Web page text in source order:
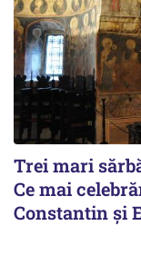
Trei mari
Ce mai
Constantin și